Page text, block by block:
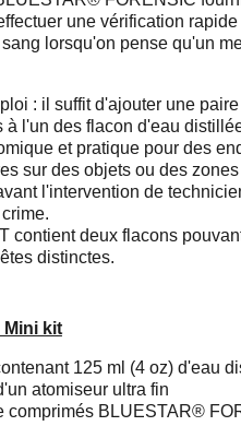
une vérification rapide
lorsqu'on pense qu'un
: il suffit d'ajouter une
à l'un des flacon d'eau
et pratique pour des
sur des objets ou des
l'intervention de
contient deux flacons
distinctes.
kit
125 ml (4 oz) d'eau
atomiseur ultra fin
comprimés BLUESTAR®